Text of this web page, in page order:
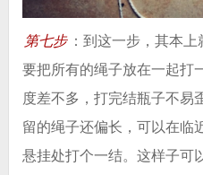
第七步 ：到这一步，其本
要把所有的绳子放在一起打
度差不多，打完结瓶子不易
留的绳子还偏长，可以在临
悬挂处打个一结。这样子可